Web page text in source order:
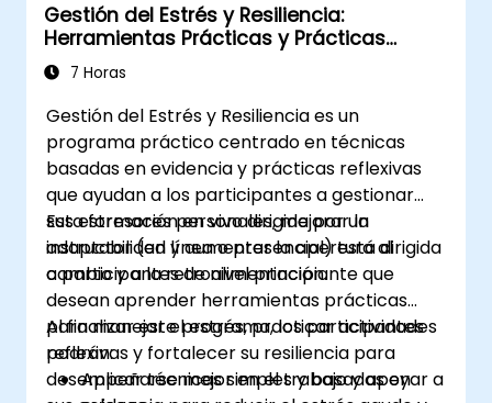
Gestión del Estrés y Resiliencia:
Herramientas Prácticas y Prácticas
Reflexivas
7 Horas
Gestión del Estrés y Resiliencia es un
programa práctico centrado en técnicas
basadas en evidencia y prácticas reflexivas
que ayudan a los participantes a gestionar
sus estresores personales, mejorar la
adaptabilidad y aumentar la apertura al
cambio y a la retroalimentación.
Esta formación en vivo dirigida por un
instructor (en línea o presencial) está dirigida
a participantes de nivel principiante que
desean aprender herramientas prácticas
para manejar el estrés, practicar actividades
reflexivas y fortalecer su resiliencia para
desempeñarse mejor en el trabajo y apoyar a
Al finalizar este programa, los participantes
podrán:
Aplicar técnicas simples y basadas en